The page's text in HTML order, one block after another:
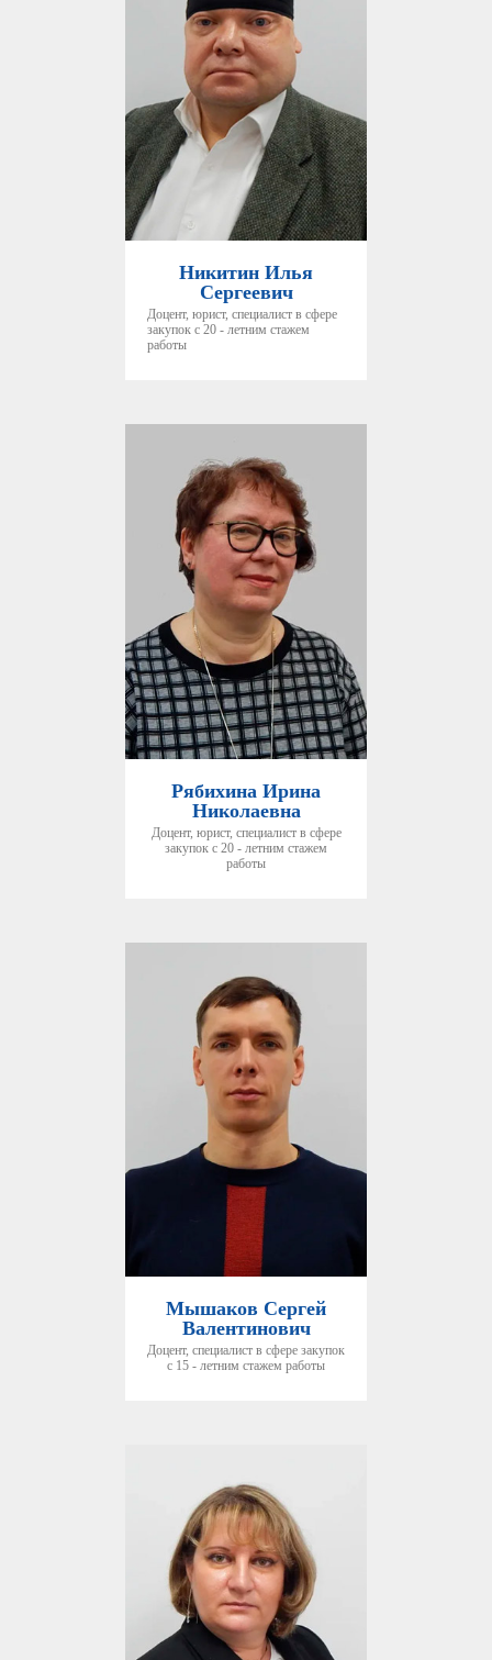
Никитин Илья
Сергеевич
Доцент, юрист, специалист в сфере
закупок с 20 - летним стажем
работы
Рябихина Ирина
Николаевна
Доцент, юрист, специалист в сфере
закупок с 20 - летним стажем
работы
Мышаков Сергей
Валентинович
Доцент, специалист в сфере закупок
с 15 - летним стажем работы